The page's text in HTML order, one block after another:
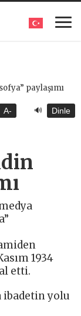
A- 🔊 Dinle
1934
etti.
ibadetin yolu